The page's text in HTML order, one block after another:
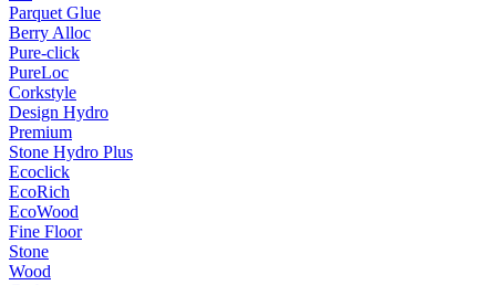
Parquet Glue
Berry Alloc
Pure-click
PureLoc
Corkstyle
Design Hydro
Premium
Stone Hydro Plus
Ecoclick
EcoRich
EcoWood
Fine Floor
Stone
Wood